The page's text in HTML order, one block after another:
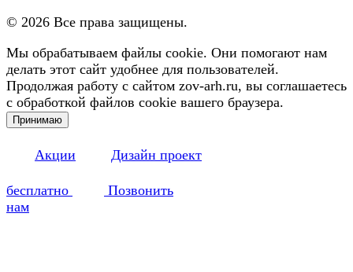
© 2026 Все права защищены.
Мы обрабатываем файлы cookie. Они помогают нам
делать этот сайт удобнее для пользователей.
Продолжая работу с сайтом zov-arh.ru, вы соглашаетесь
с обработкой файлов cookie вашего браузера.
Принимаю
Акции Дизайн проект
бесплатно
Позвонить
нам